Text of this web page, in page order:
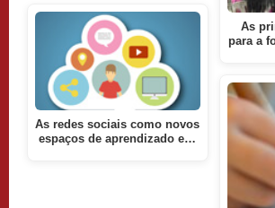
As redes sociais como novos
espaços de aprendizado e…
As
para a